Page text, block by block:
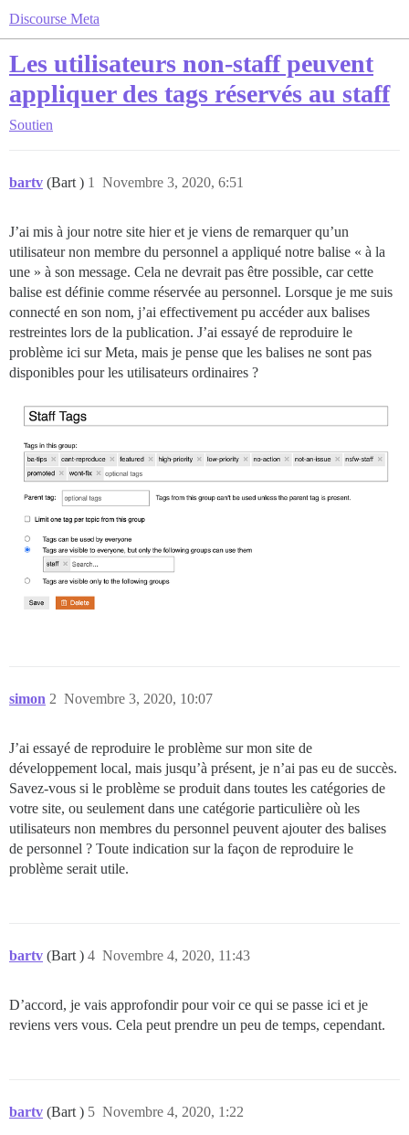
Discourse Meta
Les utilisateurs non-staff peuvent
appliquer des tags réservés au staff
Soutien
bartv (Bart ) Novembre 3, 2020, 6:51
1
J’ai mis à jour notre site hier et je viens de remarquer qu’un
utilisateur non membre du personnel a appliqué notre balise « à la
une » à son message. Cela ne devrait pas être possible, car cette
balise est définie comme réservée au personnel. Lorsque je me suis
connecté en son nom, j’ai effectivement pu accéder aux balises
restreintes lors de la publication. J’ai essayé de reproduire le
problème ici sur Meta, mais je pense que les balises ne sont pas
disponibles pour les utilisateurs ordinaires ?
simon Novembre 3, 2020, 10:07
2
J’ai essayé de reproduire le problème sur mon site de
développement local, mais jusqu’à présent, je n’ai pas eu de succès.
Savez-vous si le problème se produit dans toutes les catégories de
votre site, ou seulement dans une catégorie particulière où les
utilisateurs non membres du personnel peuvent ajouter des balises
de personnel ? Toute indication sur la façon de reproduire le
problème serait utile.
bartv (Bart ) Novembre 4, 2020, 11:43
4
D’accord, je vais approfondir pour voir ce qui se passe ici et je
reviens vers vous. Cela peut prendre un peu de temps, cependant.
bartv (Bart ) Novembre 4, 2020, 1:22
5